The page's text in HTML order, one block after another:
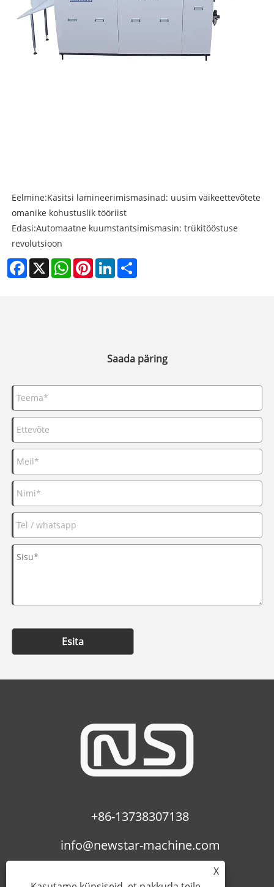
Eelmine:Käsitsi lamineerimismasinad: uusim väikeettevõtete
omanike kohustuslik tööriist
Edasi:Automaatne kuumstantsimismasin: trükitööstuse
revolutsioon
Facebook
X WhatsAppPinterestLinkedIn
Saada päring
Esita
+86-13738307138
info@newstar-machine.com
X